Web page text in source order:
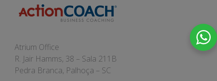
Atrium Office
R. Jair Hamms, 38 – Sala 211B
Pedra Branca, Palhoça – SC